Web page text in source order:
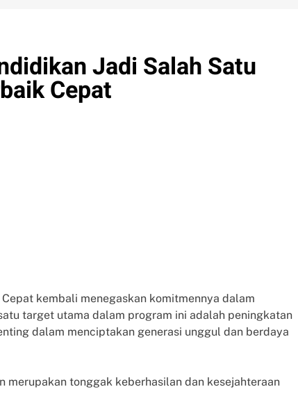
Jadi Salah Satu
Cepat
kembali menegaskan komitmennya dalam
target utama dalam program ini adalah peningkatan
dalam menciptakan generasi unggul dan berdaya
merupakan tonggak keberhasilan dan kesejahteraan